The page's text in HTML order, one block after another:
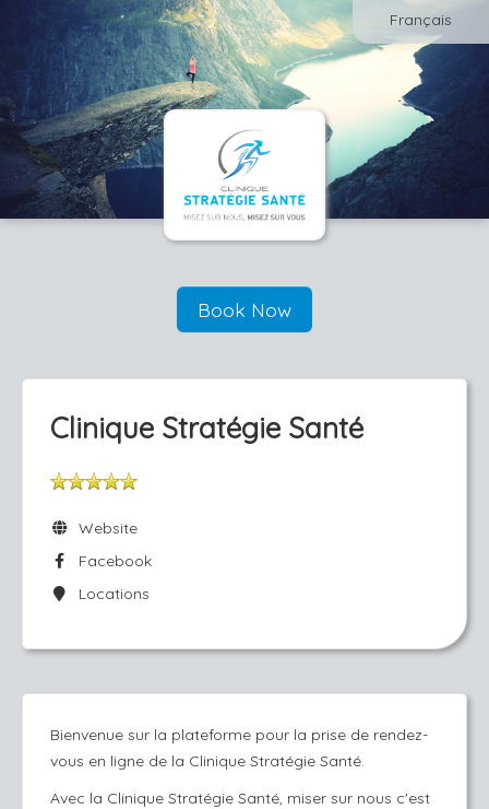
Français
Book Now
Clinique Stratégie Santé
Website
Facebook
Locations
Bienvenue sur la plateforme pour la prise de rendez-
vous en ligne de la Clinique Stratégie Santé.
Avec la Clinique Stratégie Santé, miser sur nous c'est